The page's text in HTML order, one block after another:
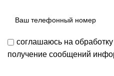
соглашаюсь на
получение сообщений